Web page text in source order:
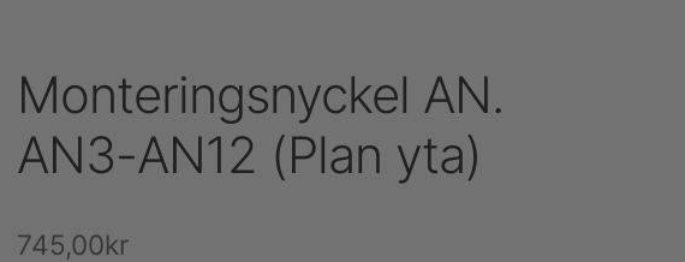
Monteringsnyckel AN.
AN3-AN12 (Plan yta)
745,00kr